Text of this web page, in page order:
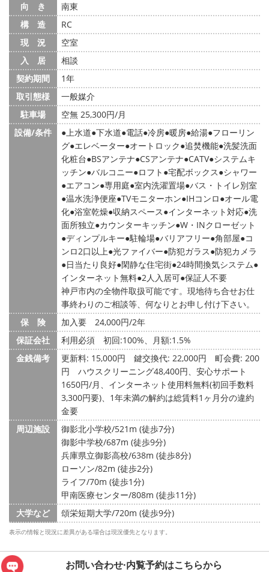
向 き
南東
構 造
RC
現 況
空室
入 居
相談
契約期間
1年
取引態様
一般媒介
駐車場
空無 25,300円/月
設備/条件
上水道 下水道 電話 冷房 暖房 給湯 フローリン
グ エレベーター オートロック 追焚機能 洗髪洗面
化粧台 BSアンテナ CSアンテナ CATV システムキ
ッチン バルコニー ロフト 宅配ボックス シャワー
エアコン 専用庭 室内洗濯置場 バス・トイレ別室
温水洗浄便座 TVモニターホン IHコンロ オール電
化 浴室乾燥 収納スペース インターネット対応 洗
面所独立 カウンターキッチン W・INクローゼット
ディンプルキー 駐輪場 バリアフリー 角部屋 コ
ンロ2口以上 光ファイバー 防犯ガラス 防犯カメラ
日当たり良好 閑静な住宅街 24時間換気システム
インターネット無料 2人入居可 保証人不要
神戸市内の全物件取扱可能です。現地待ち合せお仕
事終わりのご相談等、何なりとお申し付け下さい。
保 険
加入要 24,000円/2年
保証会社
利用必須 初回:100%、月額:1.5%
金銭備考
更新料: 15,000円 鍵交換代: 22,000円
町会費: 200
円
ハウスクリーニング48,400円、安心サポート
1650円/月、インターネット使用料無料(初回手数料
3,300円要)、1年未満の解約は総賃料1ヶ月分の違約
金要
周辺施設
御影北小学校/521m (徒歩7分)
御影中学校/687m (徒歩9分)
兵庫県立御影高校/638m (徒歩8分)
ローソン/82m (徒歩2分)
ライフ/70m (徒歩1分)
甲南医療センター/808m (徒歩11分)
大学など
頌栄短期大学/720m (徒歩9分)
表示の情報と現況に差異がある場合は現況優先となります。
お問い合わせ·内覧予約はこちらから